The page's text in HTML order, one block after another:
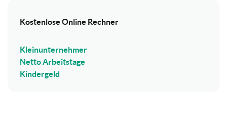
Kostenlose Online Rechner
Kleinunternehmer
Netto Arbeitstage
Kindergeld